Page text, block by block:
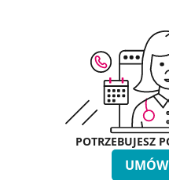
POTRZEBUJESZ